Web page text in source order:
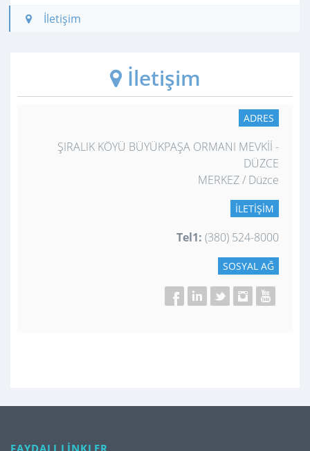
İletişim
İletişim
ADRES
ŞIRALIK KÖYÜ BÜYÜKPAŞA ORMANI MEVKİİ -
DÜZCE
MERKEZ / Düzce
İLETIŞIM
Tel1: (380) 524-8000
SOSYAL AĞ
FAYDALI LİNKLER